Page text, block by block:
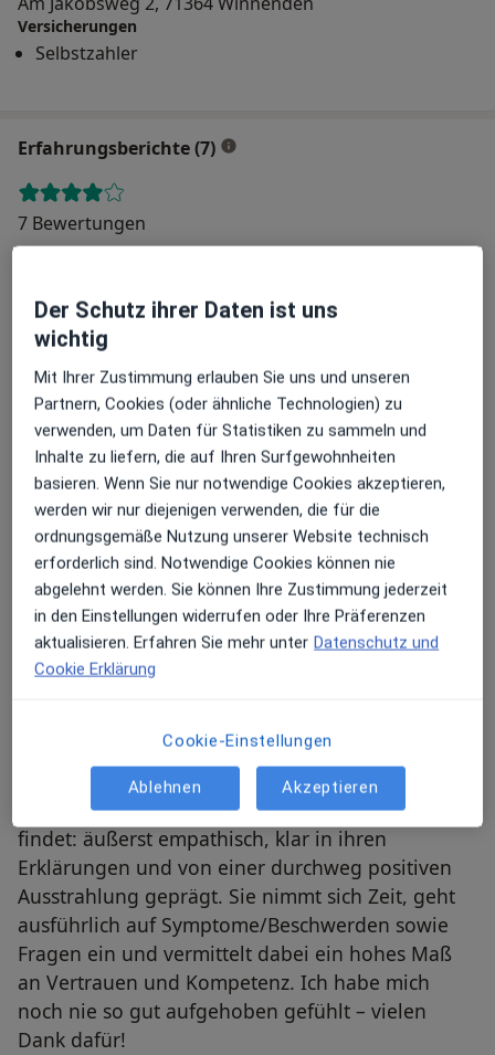
Versicherungen
Selbstzahler
Erfahrungsberichte (7)
7 Bewertungen
Jede einzelne Bewertungen ist wichtig.
Wir prüfen und moderieren
Richtlinien. Erfahren Sie mehr über
Bewertungen und wie wir Sterne
berechnen unterMehr erfahrenMehr über
Bewertungen durchsuchen
Ich war heute erstmals als Neupatientin bei Frau
Dr. Savas und bin wirklich beeindruckt. Sie ist
eine Ärztin, wie man sie heute nur noch selten
findet: äußerst empathisch, klar in ihren
Erklärungen und von einer durchweg positiven
Ausstrahlung geprägt. Sie nimmt sich Zeit, geht
ausführlich auf Symptome/Beschwerden sowie
Fragen ein und vermittelt dabei ein hohes Maß
an Vertrauen und Kompetenz. Ich habe mich
noch nie so gut aufgehoben gefühlt – vielen
Dank dafür!
Der Schutz ihrer Daten ist uns
wichtig
Mit Ihrer Zustimmung erlauben Sie uns und unseren
Partnern, Cookies (oder ähnliche Technologien) zu
verwenden, um Daten für Statistiken zu sammeln und
Inhalte zu liefern, die auf Ihren Surfgewohnheiten
basieren. Wenn Sie nur notwendige Cookies akzeptieren,
werden wir nur diejenigen verwenden, die für die
ordnungsgemäße Nutzung unserer Website technisch
erforderlich sind. Notwendige Cookies können nie
abgelehnt werden. Sie können Ihre Zustimmung jederzeit
in den Einstellungen widerrufen oder Ihre Präferenzen
aktualisieren. Erfahren Sie mehr unter Datenschutz und
Cookie Erklärung
Cookie-Einstellungen
Ablehnen Akzeptieren